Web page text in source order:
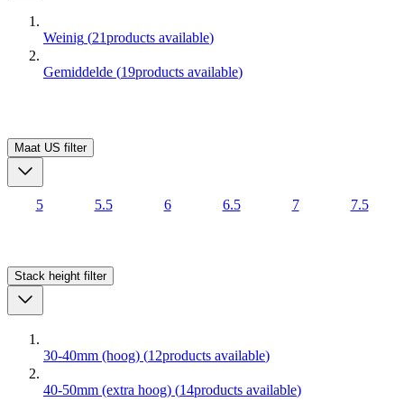
Weinig (21products available)
Gemiddelde (19products available)
Maat US filter
5 5.5 6 6.5 7 7.5
Stack height filter
30-40mm (hoog) (12products available)
40-50mm (extra hoog) (14products available)